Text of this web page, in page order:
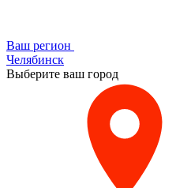
Ваш регион
Челябинск
Выберите ваш город